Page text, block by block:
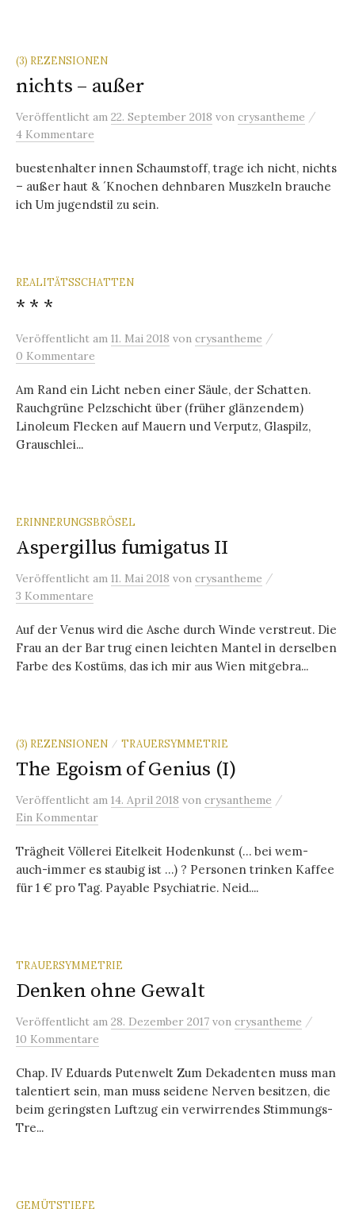
(3) REZENSIONEN
nichts – außer
Veröffentlicht am 22. September 2018 von crysantheme /
4 Kommentare
buestenhalter innen Schaumstoff, trage ich nicht, nichts
– außer haut & ´Knochen dehnbaren Muszkeln brauche
ich Um jugendstil zu sein.
REALITÄTSSCHATTEN
* * *
Veröffentlicht am 11. Mai 2018 von crysantheme /
0 Kommentare
Am Rand ein Licht neben einer Säule, der Schatten.
Rauchgrüne Pelzschicht über (früher glänzendem)
Linoleum Flecken auf Mauern und Verputz, Glaspilz,
Grauschlei...
ERINNERUNGSBRÖSEL
Aspergillus fumigatus II
Veröffentlicht am 11. Mai 2018 von crysantheme /
3 Kommentare
Auf der Venus wird die Asche durch Winde verstreut. Die
Frau an der Bar trug einen leichten Mantel in derselben
Farbe des Kostüms, das ich mir aus Wien mitgebra...
(3) REZENSIONEN / TRAUERSYMMETRIE
The Egoism of Genius (I)
Veröffentlicht am 14. April 2018 von crysantheme /
Ein Kommentar
Trägheit Völlerei Eitelkeit Hodenkunst (… bei wem-
auch-immer es staubig ist …) ? Personen trinken Kaffee
für 1 € pro Tag. Payable Psychiatrie. Neid....
TRAUERSYMMETRIE
Denken ohne Gewalt
Veröffentlicht am 28. Dezember 2017 von crysantheme /
10 Kommentare
Chap. IV Eduards Putenwelt Zum Dekadenten muss man
talentiert sein, man muss seidene Nerven besitzen, die
beim geringsten Luftzug ein verwirrendes Stimmungs-
Tre...
GEMÜTSTIEFE